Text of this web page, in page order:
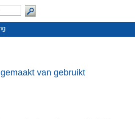
van gebruikt